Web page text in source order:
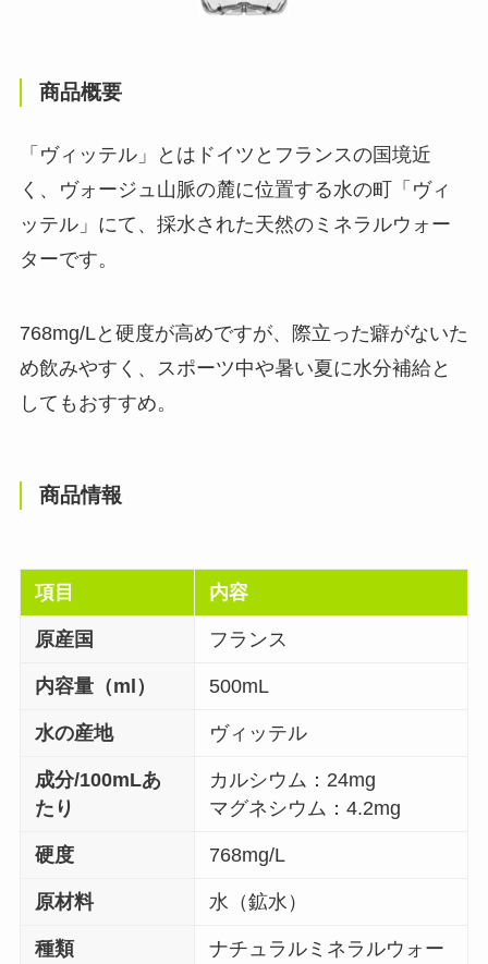
商品概要
「ヴィッテル」とはドイツとフランスの国境近
く、ヴォージュ山脈の麓に位置する水の町「ヴィ
ッテル」にて、採水された天然のミネラルウォー
ターです。
768mg/Lと硬度が高めですが、際立った癖がないた
め飲みやすく、スポーツ中や暑い夏に水分補給と
してもおすすめ。
商品情報
項目 内容
原産国 フランス
内容量（ml） 500mL
水の産地 ヴィッテル
成分/100mLあ
たり
カルシウム：24mg
マグネシウム：4.2mg
硬度 768mg/L
原材料 水（鉱水）
種類
ナチュラルミネラルウォー